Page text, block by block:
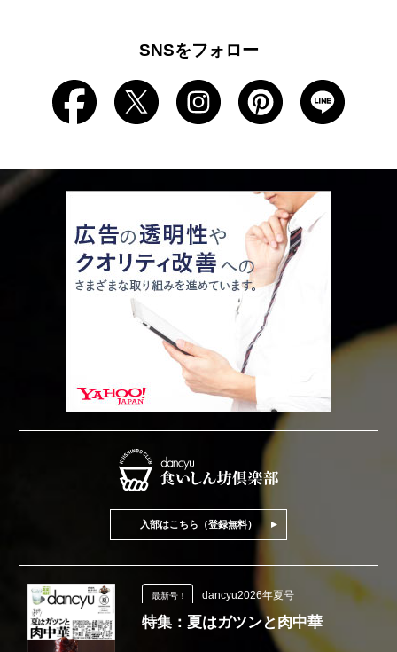
SNSをフォロー
入部はこちら（登録無料）
最新号！ dancyu2026年夏号
特集：夏はガツンと肉中華